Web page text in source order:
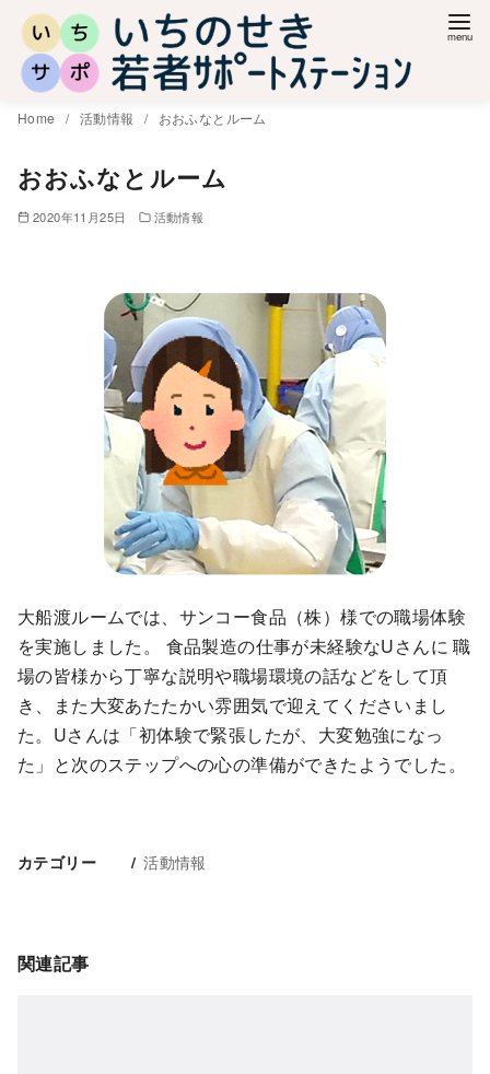
Home 活動情報 おおふなとルーム
おおふなとルーム
2020年11月25日 活動情報
大船渡ルームでは、サンコー食品（株）様での職場体験
を実施しました。 食品製造の仕事が未経験なUさんに 職
場の皆様から丁寧な説明や職場環境の話などをして頂
き、また大変あたたかい雰囲気で迎えてくださいまし
た。Uさんは「初体験で緊張したが、大変勉強になっ
た」と次のステップへの心の準備ができたようでした。
カテゴリー 活動情報
関連記事